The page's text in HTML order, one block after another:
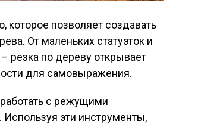
которое позволяет создавать
От маленьких статуэток и
резка по дереву открывает
для самовыражения.
с режущими
эти инструменты,